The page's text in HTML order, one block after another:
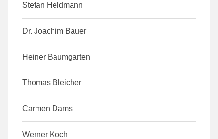
Stefan Heldmann
Dr. Joachim Bauer
Heiner Baumgarten
Thomas Bleicher
Carmen Dams
Werner Koch